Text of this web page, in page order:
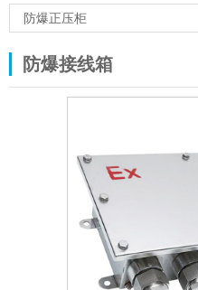
防爆正压柜
防爆接线箱